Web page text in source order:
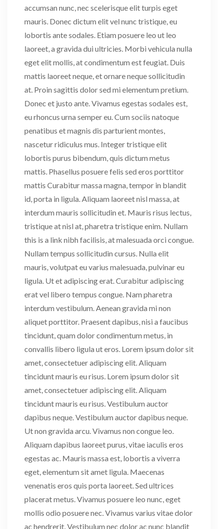
accumsan nunc, nec scelerisque elit turpis eget
mauris. Donec dictum elit vel nunc tristique, eu
lobortis ante sodales. Etiam posuere leo ut leo
laoreet, a gravida dui ultricies. Morbi vehicula nulla
eget elit mollis, at condimentum est feugiat. Duis
mattis laoreet neque, et ornare neque sollicitudin
at. Proin sagittis dolor sed mi elementum pretium.
Donec et justo ante. Vivamus egestas sodales est,
eu rhoncus urna semper eu. Cum sociis natoque
penatibus et magnis dis parturient montes,
nascetur ridiculus mus. Integer tristique elit
lobortis purus bibendum, quis dictum metus
mattis. Phasellus posuere felis sed eros porttitor
mattis Curabitur massa magna, tempor in blandit
id, porta in ligula. Aliquam laoreet nisl massa, at
interdum mauris sollicitudin et. Mauris risus lectus,
tristique at nisl at, pharetra tristique enim. Nullam
this is a link nibh facilisis, at malesuada orci congue.
Nullam tempus sollicitudin cursus. Nulla elit
mauris, volutpat eu varius malesuada, pulvinar eu
ligula. Ut et adipiscing erat. Curabitur adipiscing
erat vel libero tempus congue. Nam pharetra
interdum vestibulum. Aenean gravida mi non
aliquet porttitor. Praesent dapibus, nisi a faucibus
tincidunt, quam dolor condimentum metus, in
convallis libero ligula ut eros. Lorem ipsum dolor sit
amet, consectetuer adipiscing elit. Aliquam
tincidunt mauris eu risus. Lorem ipsum dolor sit
amet, consectetuer adipiscing elit. Aliquam
tincidunt mauris eu risus. Vestibulum auctor
dapibus neque. Vestibulum auctor dapibus neque.
Ut non gravida arcu. Vivamus non congue leo.
Aliquam dapibus laoreet purus, vitae iaculis eros
egestas ac. Mauris massa est, lobortis a viverra
eget, elementum sit amet ligula. Maecenas
venenatis eros quis porta laoreet. Sed ultrices
placerat metus. Vivamus posuere leo nunc, eget
mollis odio posuere nec. Vivamus varius vitae dolor
ac hendrerit. Vestibulum nec dolor ac nunc blandit